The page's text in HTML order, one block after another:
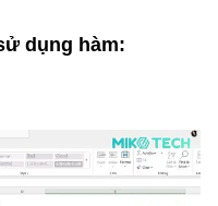
dụng hàm: